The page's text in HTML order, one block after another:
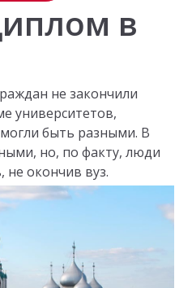
в
не закончили
университетов,
быть разными. В
но, по факту, люди
не окончив вуз.